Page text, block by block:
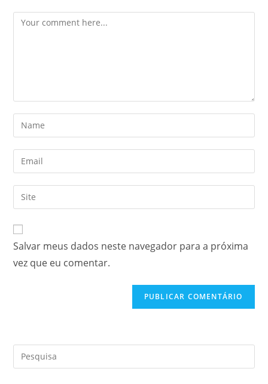
Salvar meus dados neste navegador para a próxima
vez que eu comentar.